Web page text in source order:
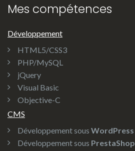
Mes compétences
Développement
HTML5/CSS3
PHP/MySQL
jQuery
Visual Basic
Objective-C
CMS
Développement sous WordPress
Développement sous PrestaShop